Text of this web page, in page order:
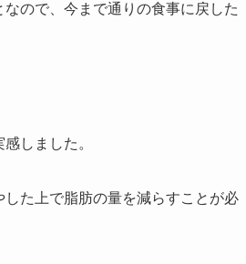
ので、今まで通りの食事に戻した
しました。
た上で脂肪の量を減らすことが必